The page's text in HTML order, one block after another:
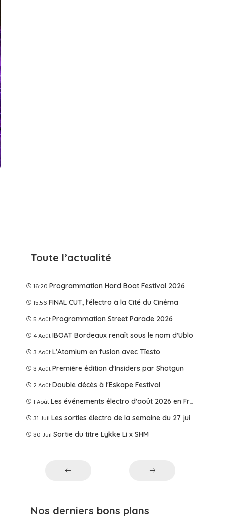
Toute l’actualité
16:20 Programmation Hard Boat Festival 2026
15:56 FINAL CUT, l'électro à la Cité du Cinéma
5 Août Programmation Street Parade 2026
4 Août IBOAT Bordeaux renaît sous le nom d'Ublo
3 Août L’Atomium en fusion avec Tîesto
3 Août Première édition d'Insiders par Shotgun
2 Août Double décès à l'Eskape Festival
1 Août Les événements électro d'août 2026 en France
31 Juil Les sorties électro de la semaine du 27 juillet 2026
30 Juil Sortie du titre Lykke Li x SHM
Nos derniers bons plans